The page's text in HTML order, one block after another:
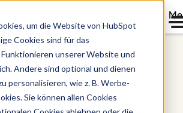
um die Website von HubSpot
Cookies sind für das
unserer Website und
Andere sind optional und dienen
personalisieren, wie z. B. Werbe-
Sie können allen Cookies
Marketing Hub®